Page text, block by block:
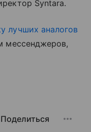
Syntara.
лучших аналогов
мессенджеров,
Поделиться